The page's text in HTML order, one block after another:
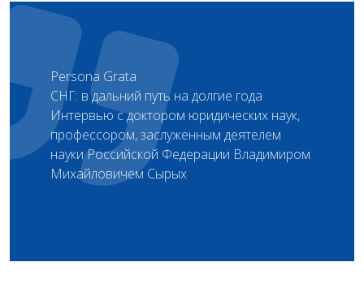
Persona Grata
СНГ: в дальний путь на долгие года
Интервью с доктором юридических наук,
профессором, заслуженным деятелем
науки Российской Федерации Владимиром
Михайловичем Сырых